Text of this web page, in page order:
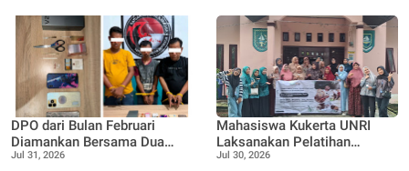
DPO dari Bulan Februari
Diamankan Bersama Dua
Rekan Lainnya Terkait
Jul 31, 2026
Mahasiswa Kukerta UNRI
Laksanakan Pelatihan
Pemanfaatan Minyak
Jul 30, 2026